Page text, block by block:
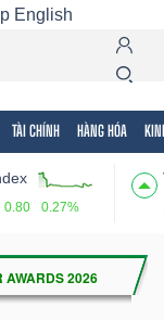
English
TÀI CHÍNH HÀNG HÓA
0.80 0.27%
khoán